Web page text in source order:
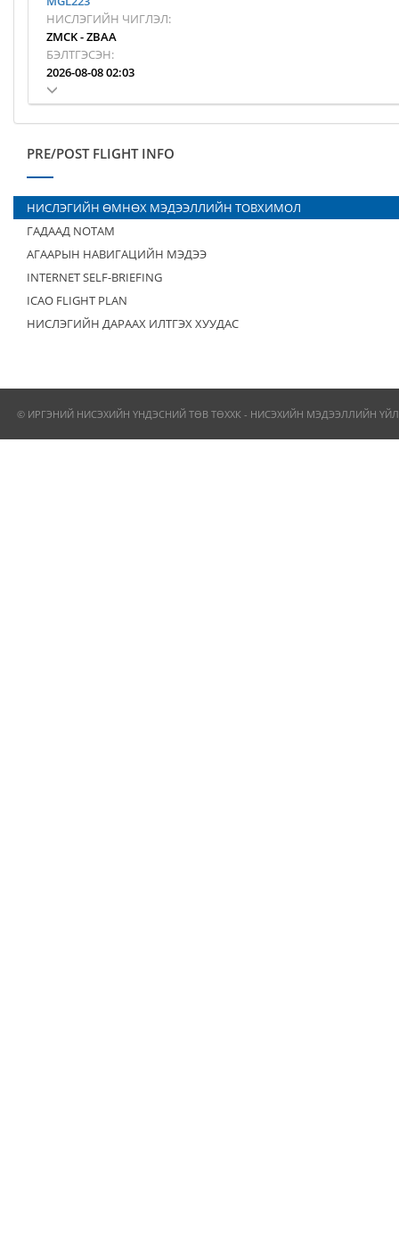
НИСЛЭГИЙН ЧИГЛЭЛ:
ZMCK-ZBAA
БЭЛТГЭСЭН:
2026-08-08 02:03
PRE/POST FLIGHT INFO
НИСЛЭГИЙН ӨМНӨХ МЭДЭЭЛЛИЙН ТОВХИМОЛ
ГАДААД NOTAM
АГААРЫН НАВИГАЦИЙН МЭДЭЭ
INTERNET SELF-BRIEFING
ICAO FLIGHT PLAN
НИСЛЭГИЙН ДАРААХ ИЛТГЭХ ХУУДАС
© ИРГЭНИЙ НИСЭХИЙН ҮНДЭСНИЙ ТӨВ ТӨХХК - НИСЭХИЙН МЭДЭЭЛЛИЙН